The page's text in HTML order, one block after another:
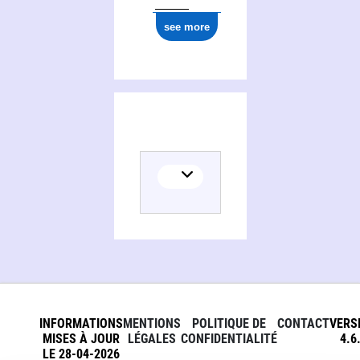
see more
INFORMATIONS
MISES À JOUR
LE 28-04-2026
MENTIONS
LÉGALES
POLITIQUE DE
CONFIDENTIALITÉ
CONTACT